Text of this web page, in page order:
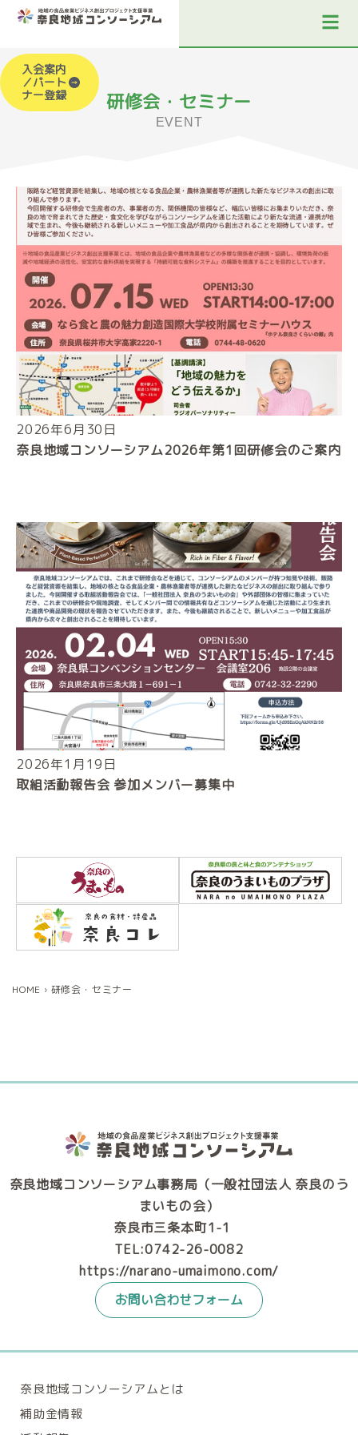
入会案内
／パート
ナー登録
研修会・セミナー
EVENT
2026年6月30日
奈良地域コンソーシアム2026年第1回研修会のご案内
2026年1月19日
取組活動報告会 参加メンバー募集中
HOME › 研修会・セミナー
奈良地域コンソーシアム事務局（一般社団法人 奈良のう
まいもの会）
奈良市三条本町1-1
TEL:0742-26-0082
https://narano-umaimono.com/
お問い合わせフォーム
奈良地域コンソーシアムとは
補助金情報